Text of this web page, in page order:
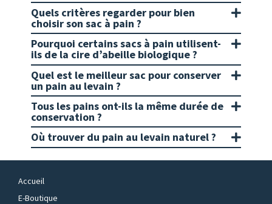
Quels critères regarder pour bien
choisir son sac à pain ?
Pourquoi certains sacs à pain utilisent-
ils de la cire d’abeille biologique ?
Quel est le meilleur sac pour conserver
un pain au levain ?
Tous les pains ont-ils la même durée de
conservation ?
Où trouver du pain au levain naturel ?
Accueil
E-Boutique